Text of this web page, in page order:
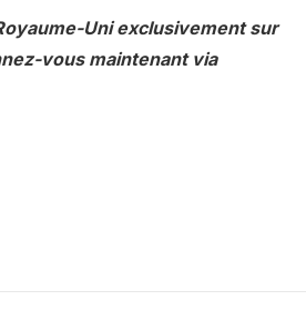
Uni exclusivement sur
vous maintenant via